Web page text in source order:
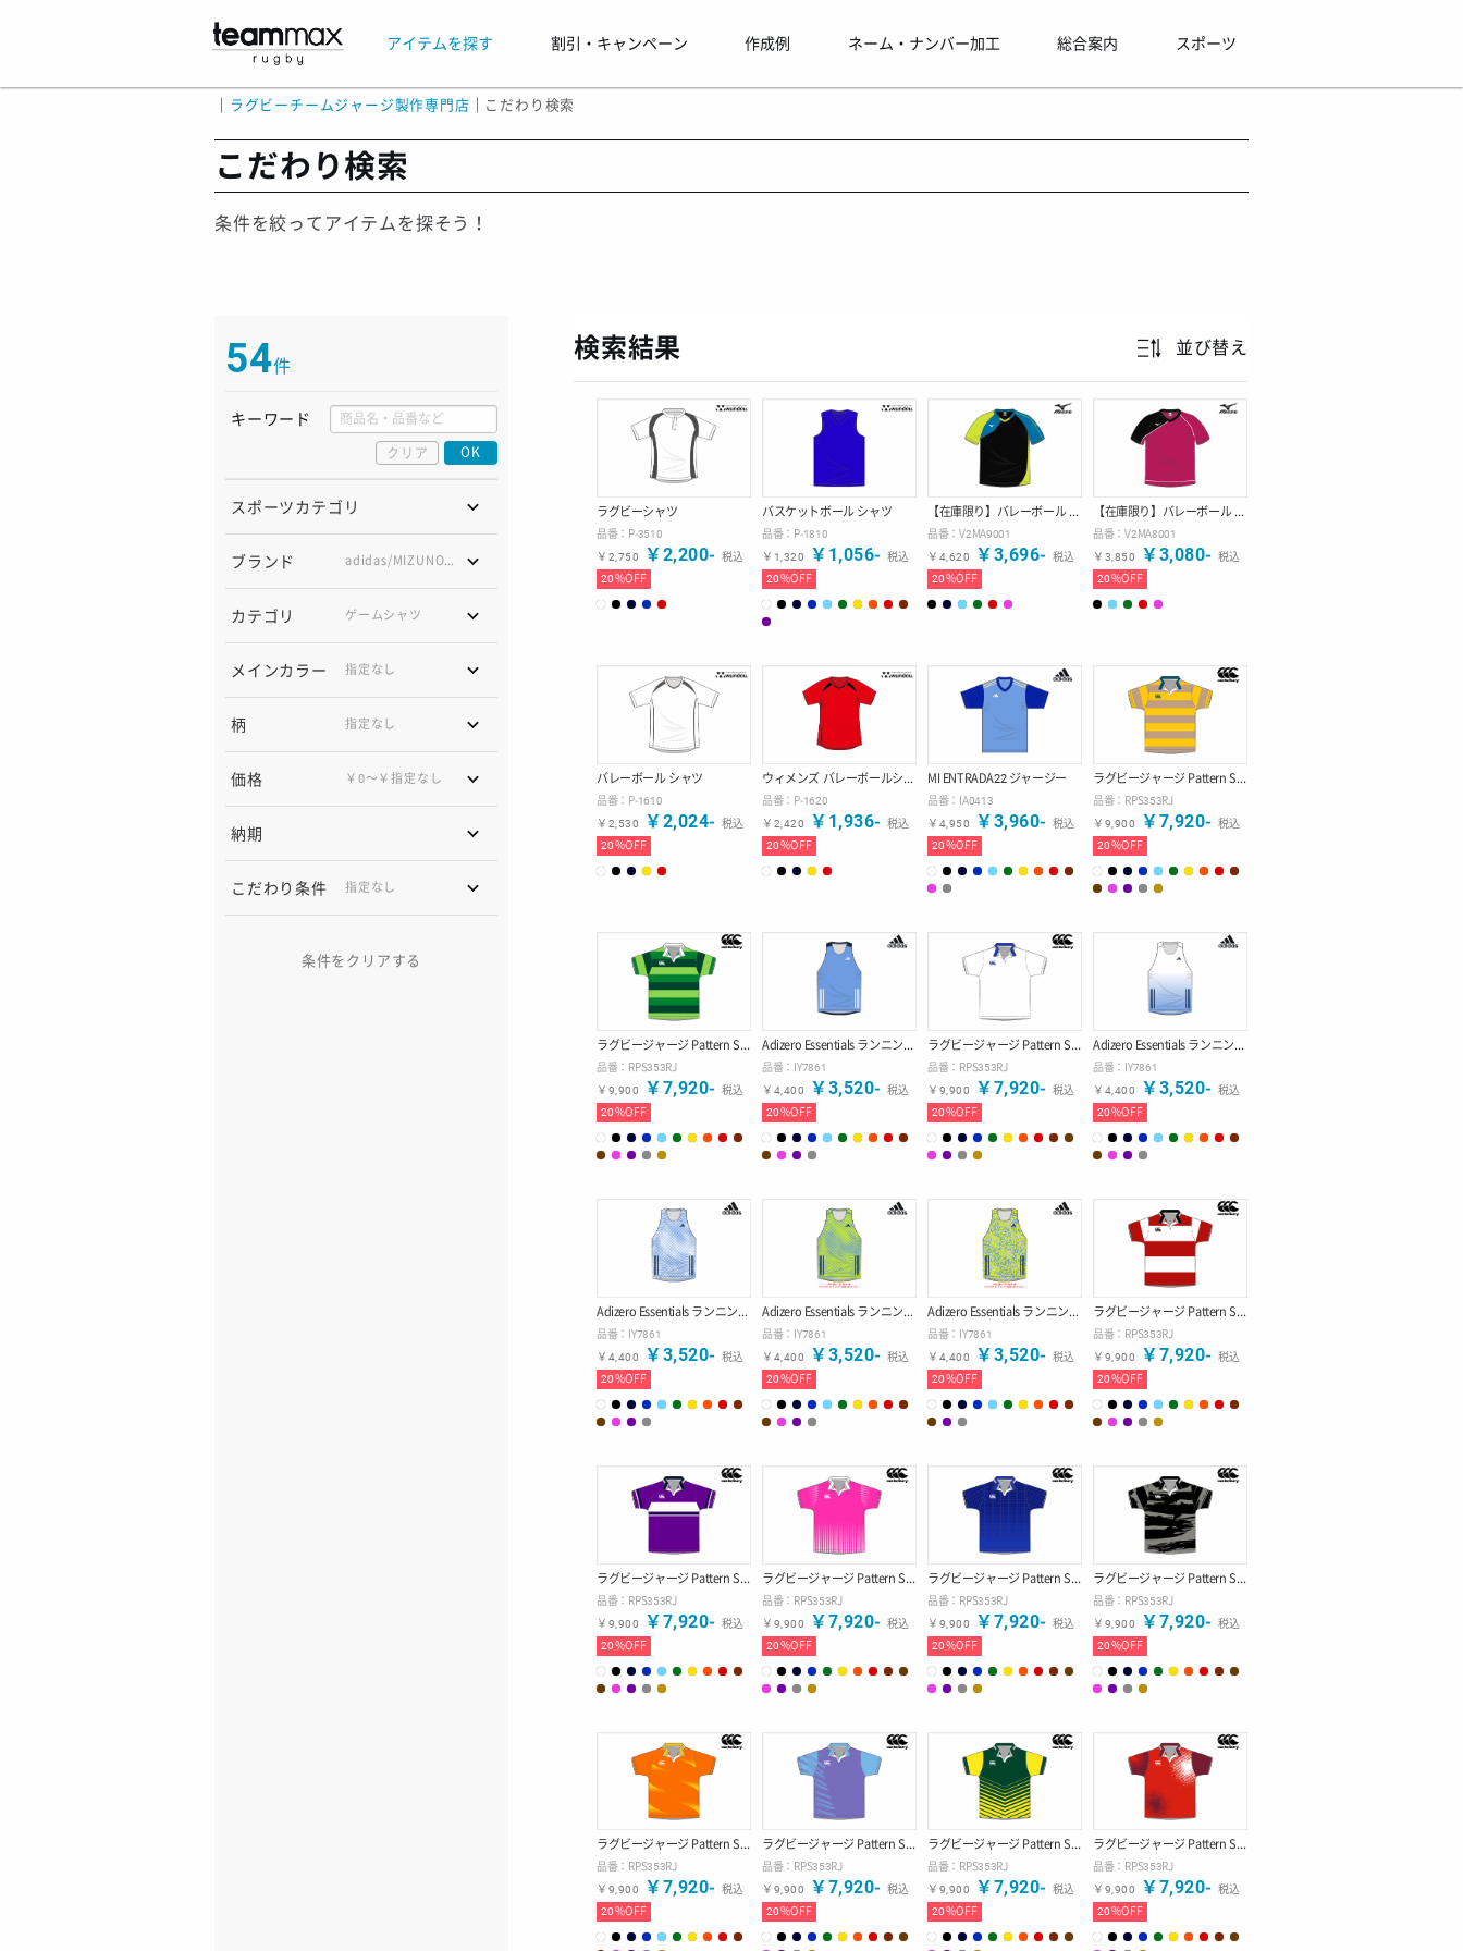
アイテムを探す 割引・キャンペーン 作成例 ネーム・ナンバー加工 総合案内 スポーツ
ラグビーチームジャージ製作専門店 こだわり検索
こだわり検索
条件を絞ってアイテムを探そう！
54件
キーワード
クリア OK
スポーツカテゴリ
ブランド adidas/ MIZUNO/ asics/ wundou
カテゴリ ゲームシャツ
メインカラー
柄
価格 ￥0〜￥指定なし
納期
こだわり条件
条件をクリアする
検索結果 並び替え
ラグビーシャツ
品番： P-3510
￥ 2,750 ￥2,200- 税込
20%OFF
バスケットボール シャツ
品番： P-1810
￥ 1,320 ￥ 1,056- 税込
20%OFF
【在庫限り】バレーボール ゲームシャツ
品番：V2MA9001
￥ 4,620 ￥3,696- 税込
20%OFF
【在庫限り】バレーボール ゲームシャツ
品番：V2MA8001
￥ 3,850 ￥3,080- 税込
20%OFF
バレーボール シャツ
品番： P-1610
￥ 2,530 ￥2,024- 税込
20%OFF
ウィメンズ バレーボールシャツ
品番： P-1620
￥ 2,420 ￥ 1,936- 税込
20%OFF
MI ENTRADA22 ジャージー
品番：
IA0413
￥ 4,950 ￥3,960- 税込
20%OFF
ラグビージャージ Pattern Style 【デザインB】
品番： RPS353RJ
￥ 9,900 ￥7,920- 税込
20%OFF
ラグビージャージ Pattern Style 【デザインD】
品番： RPS353RJ
￥ 9,900 ￥7,920- 税込
20%OFF
Adizero Essentials ランニング シングレット Print Off
品番：
IY7861
￥ 4,400 ￥3,520- 税込
20%OFF
ラグビージャージ Pattern Style 【デザインA】
品番： RPS353RJ
￥ 9,900 ￥7,920- 税込
20%OFF
Adizero Essentials ランニング シングレット Gradient
品番：
IY7861
￥ 4,400 ￥3,520- 税込
20%OFF
Adizero Essentials ランニング シングレット Fluid Lines White Base
品番：
IY7861
￥ 4,400 ￥3,520- 税込
20%OFF
Adizero Essentials ランニング シングレット Fluid Lines 2 Colors
品番：
IY7861
￥ 4,400 ￥3,520- 税込
20%OFF
Adizero Essentials ランニング シングレット Leo Camo
品番：
IY7861
￥ 4,400 ￥3,520- 税込
20%OFF
ラグビージャージ Pattern Style 【デザインC】
品番： RPS353RJ
￥ 9,900 ￥7,920- 税込
20%OFF
ラグビージャージ Pattern Style 【デザインE】
品番： RPS353RJ
￥ 9,900 ￥7,920- 税込
20%OFF
ラグビージャージ Pattern Style 【デザインF】
品番： RPS353RJ
￥ 9,900 ￥7,920- 税込
20%OFF
ラグビージャージ Pattern Style 【デザインG】
品番： RPS353RJ
￥ 9,900 ￥7,920- 税込
20%OFF
ラグビージャージ Pattern Style 【デザインH】
品番： RPS353RJ
￥ 9,900 ￥7,920- 税込
20%OFF
ラグビージャージ Pattern Style 【デザインI】
品番： RPS353RJ
￥ 9,900 ￥7,920- 税込
20%OFF
ラグビージャージ Pattern Style 【デザインJ】
品番： RPS353RJ
￥ 9,900 ￥7,920- 税込
20%OFF
ラグビージャージ Pattern Style 【デザインK】
品番： RPS353RJ
￥ 9,900 ￥7,920- 税込
20%OFF
ラグビージャージ Pattern Style 【デザインL】
品番： RPS353RJ
￥ 9,900 ￥7,920- 税込
20%OFF